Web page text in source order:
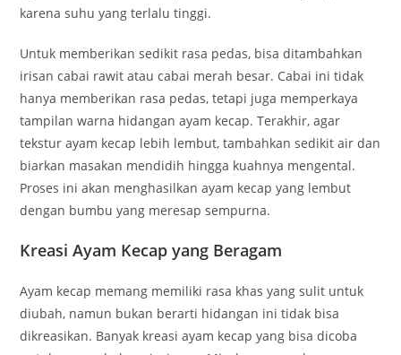
karena suhu yang terlalu tinggi.
Untuk memberikan sedikit rasa pedas, bisa ditambahkan
irisan cabai rawit atau cabai merah besar. Cabai ini tidak
hanya memberikan rasa pedas, tetapi juga memperkaya
tampilan warna hidangan ayam kecap. Terakhir, agar
tekstur ayam kecap lebih lembut, tambahkan sedikit air dan
biarkan masakan mendidih hingga kuahnya mengental.
Proses ini akan menghasilkan ayam kecap yang lembut
dengan bumbu yang meresap sempurna.
Kreasi Ayam Kecap yang Beragam
Ayam kecap memang memiliki rasa khas yang sulit untuk
diubah, namun bukan berarti hidangan ini tidak bisa
dikreasikan. Banyak kreasi ayam kecap yang bisa dicoba